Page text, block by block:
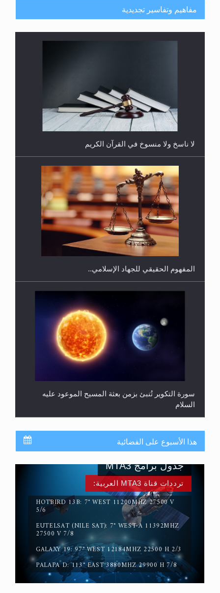
هل يُحسب حول الزكاة وفق السنة الميلادية أو الهجرية؟
هل يجوز فتح مشروع كوافير نسائي للمحجبات وغير
المحجبات؟
مفاهيم وتفاسير تجديدية
لا ناسخ ولا منسوخ في القرآن الكريم
المفهوم الحقيقي للجهاد الإسلامي..
سورة التكوير تُنبئ بزمن بعثة المسيح الموعود عليه
السلام
حقيقة المسيح الدجال
هذا الأسبوع على الفضائية
ترددات قناة MTA3 العربية:
HOTBIRD 13B: 7° WEST 11200MHZ 27500 V
5/6
EUTELSAT (NILE SAT): 7° WEST-A 11392MHZ
27500 V 7/8
GALAXY 19: 97° WEST 12184MHZ 22500 H 2/3
PALAPA D: 113° EAST 3880MHZ 29900 H 7/8
جدول برامج MTA3